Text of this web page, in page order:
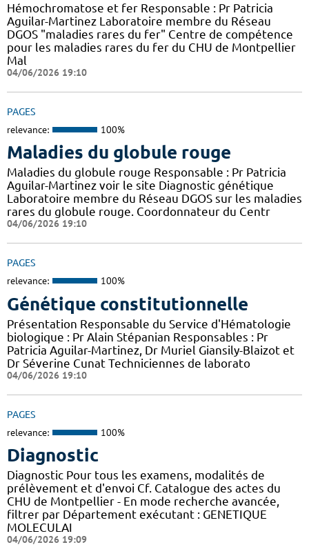
Hémochromatose et fer Responsable : Pr Patricia
Aguilar-Martinez Laboratoire membre du Réseau
DGOS "maladies rares du fer" Centre de compétence
pour les maladies rares du fer du CHU de Montpellier
Mal
04/06/2026 19:10
PAGES
relevance: 100%
Maladies du globule rouge
Maladies du globule rouge Responsable : Pr Patricia
Aguilar-Martinez voir le site Diagnostic génétique
Laboratoire membre du Réseau DGOS sur les maladies
rares du globule rouge. Coordonnateur du Centr
04/06/2026 19:10
PAGES
relevance: 100%
Génétique constitutionnelle
Présentation Responsable du Service d'Hématologie
biologique : Pr Alain Stépanian Responsables : Pr
Patricia Aguilar-Martinez, Dr Muriel Giansily-Blaizot et
Dr Séverine Cunat Techniciennes de laborato
04/06/2026 19:10
PAGES
relevance: 100%
Diagnostic
Diagnostic Pour tous les examens, modalités de
prélèvement et d'envoi Cf. Catalogue des actes du
CHU de Montpellier - En mode recherche avancée,
filtrer par Département exécutant : GENETIQUE
MOLECULAI
04/06/2026 19:09